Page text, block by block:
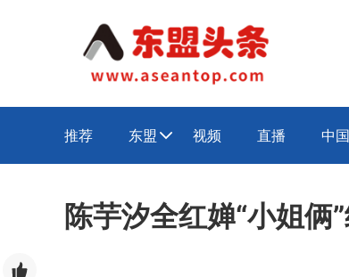
推荐 东盟  视频 直播 中国
陈芋汐全红婵“小姐俩